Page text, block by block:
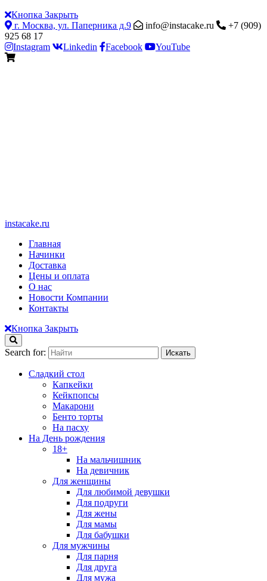
Кнопка Закрыть
г. Москва, ул. Паперника д.9
info@instacake.ru
+7 (909)
925 68 17
Instagram
Linkedin Facebook YouTube
instacake.ru
Главная
Начинки
Доставка
Цены и оплата
О нас
Новости Компании
Контакты
Кнопка Закрыть
Search for:
Сладкий стол
Капкейки
Кейкпопсы
Макарони
Бенто торты
На пасху
На День рождения
18+
На мальчишник
На девичник
Для женщины
Для любимой девушки
Для подруги
Для жены
Для мамы
Для бабушки
Для мужчины
Для парня
Для друга
Для мужа